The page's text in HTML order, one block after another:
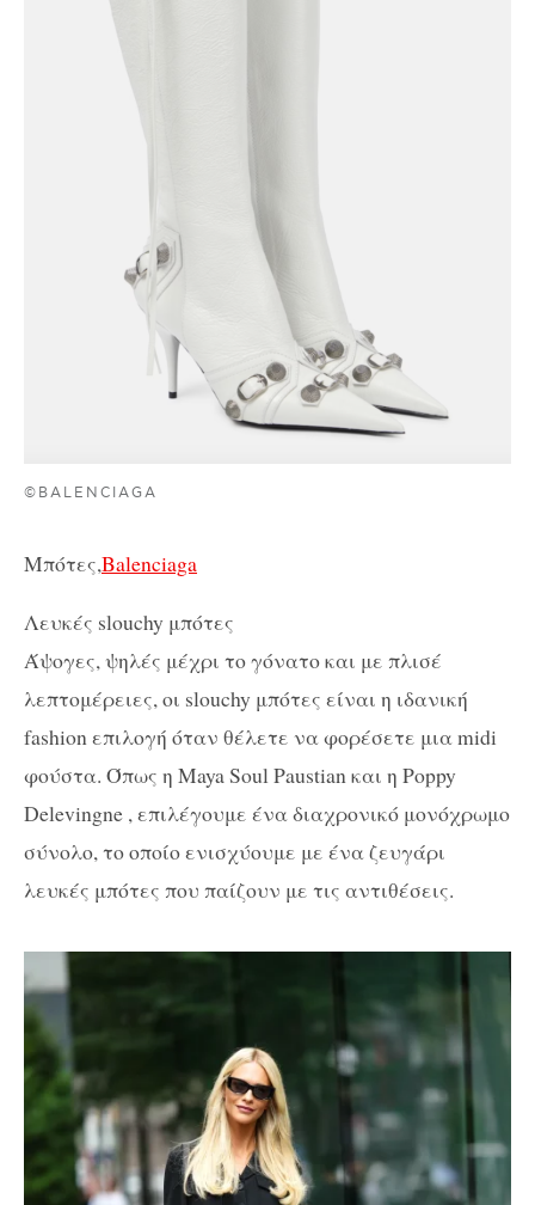
©BALENCIAGA
Μπότες,Balenciaga
Λευκές slouchy μπότες
Άψογες, ψηλές μέχρι το γόνατο και με πλισέ
λεπτομέρειες, οι slouchy μπότες είναι η ιδανική
fashion επιλογή όταν θέλετε να φορέσετε μια midi
φούστα. Όπως η Maya Soul Paustian και η Poppy
Delevingne , επιλέγουμε ένα διαχρονικό μονόχρωμο
σύνολο, το οποίο ενισχύουμε με ένα ζευγάρι
λευκές μπότες που παίζουν με τις αντιθέσεις.